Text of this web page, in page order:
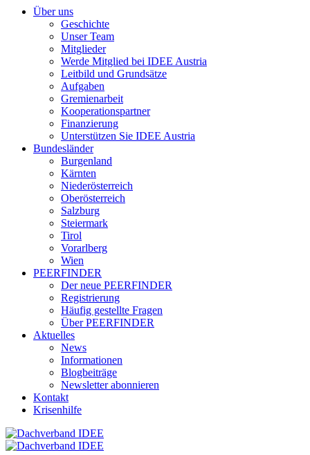
Über uns
Geschichte
Unser Team
Mitglieder
Werde Mitglied bei IDEE Austria
Leitbild und Grundsätze
Aufgaben
Gremienarbeit
Kooperationspartner
Finanzierung
Unterstützen Sie IDEE Austria
Bundesländer
Burgenland
Kärnten
Niederösterreich
Oberösterreich
Salzburg
Steiermark
Tirol
Vorarlberg
Wien
PEERFINDER
Der neue PEERFINDER
Registrierung
Häufig gestellte Fragen
Über PEERFINDER
Aktuelles
News
Informationen
Blogbeiträge
Newsletter abonnieren
Kontakt
Krisenhilfe